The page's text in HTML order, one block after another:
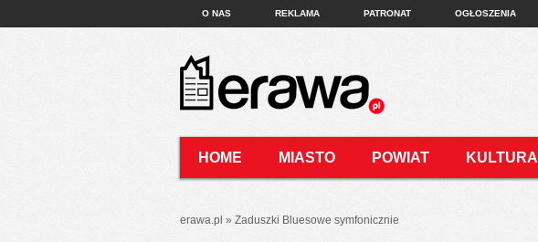
O NAS REKLAMA PATRONAT OGŁOSZENIA
HOME MIASTO POWIAT KULTURA
erawa.pl » Zaduszki Bluesowe symfonicznie